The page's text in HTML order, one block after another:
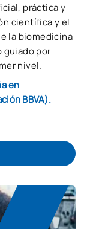
práctica y
científica y el
la biomedicina
guiado por
nivel.
en
BBVA).